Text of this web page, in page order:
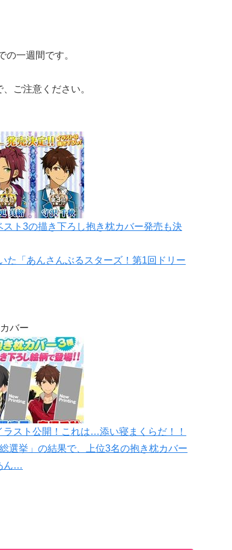
一週間です。
ご注意ください。
スト3の描き下ろし抱き枕カバー発売も決
た「あんさんぶるスターズ！第1回ドリー
バー
ラスト公開！これは…添い寝まくらだ！！
選挙」の結果で、上位3名の抱き枕カバー
ん…